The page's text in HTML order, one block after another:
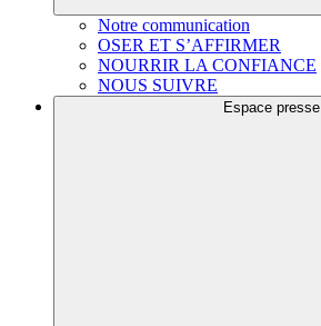
Notre communication
OSER ET S’AFFIRMER
NOURRIR LA CONFIANCE
NOUS SUIVRE
Espace presse